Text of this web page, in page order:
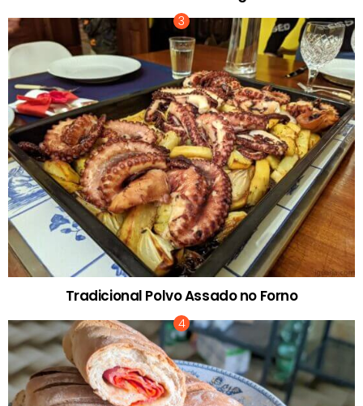
Tradicional Polvo Assado no Forno